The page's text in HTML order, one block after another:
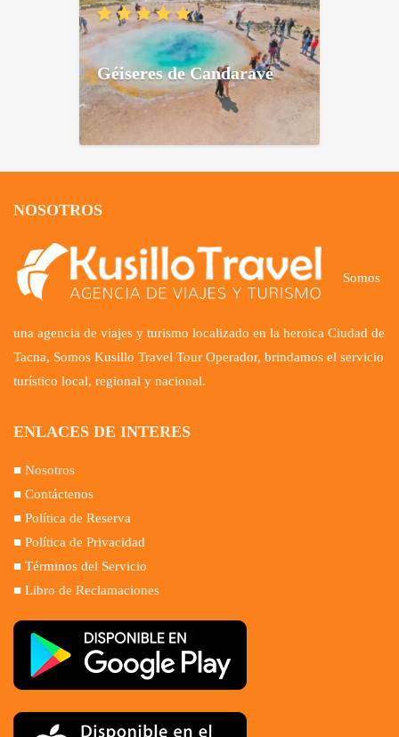
Géiseres de Candarave
NOSOTROS
Somos
una agencia de viajes y turismo localizado en la heroica Ciudad de
Tacna, Somos Kusillo Travel Tour Operador, brindamos el servicio
turístico local, regional y nacional.
ENLACES DE INTERES
■ Nosotros
■ Contáctenos
■ Política de Reserva
■ Política de Privacidad
■ Términos del Servicio
■ Libro de Reclamaciones